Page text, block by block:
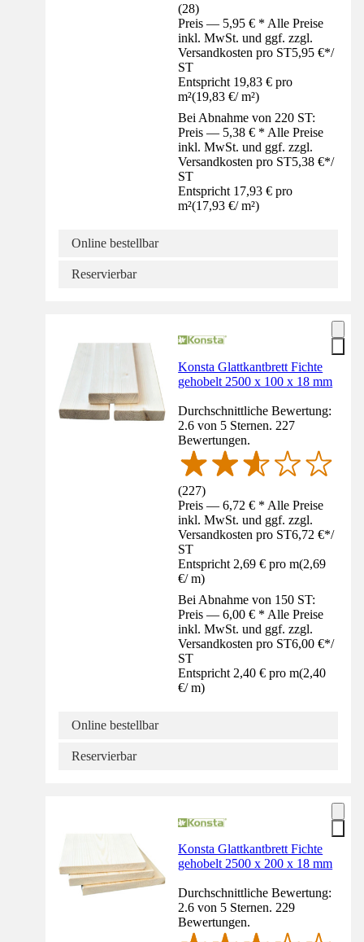
(28)
Preis — 5,95 € * Alle Preise
inkl. MwSt. und ggf. zzgl.
Versandkosten pro ST5,95 €*/
ST
Entspricht 19,83 € pro
m²(19,83 €/ m²)
Bei Abnahme von 220 ST:
Preis — 5,38 € * Alle Preise
inkl. MwSt. und ggf. zzgl.
Versandkosten pro ST5,38 €*/
ST
Entspricht 17,93 € pro
m²(17,93 €/ m²)
Online bestellbar
Reservierbar
Konsta Glattkantbrett Fichte
gehobelt 2500 x 100 x 18 mm
Durchschnittliche Bewertung:
2.6 von 5 Sternen. 227
Bewertungen.
(227)
Preis — 6,72 € * Alle Preise
inkl. MwSt. und ggf. zzgl.
Versandkosten pro ST6,72 €*/
ST
Entspricht 2,69 € pro m(2,69
€/ m)
Bei Abnahme von 150 ST:
Preis — 6,00 € * Alle Preise
inkl. MwSt. und ggf. zzgl.
Versandkosten pro ST6,00 €*/
ST
Entspricht 2,40 € pro m(2,40
€/ m)
Online bestellbar
Reservierbar
Konsta Glattkantbrett Fichte
gehobelt 2500 x 200 x 18 mm
Durchschnittliche Bewertung:
2.6 von 5 Sternen. 229
Bewertungen.